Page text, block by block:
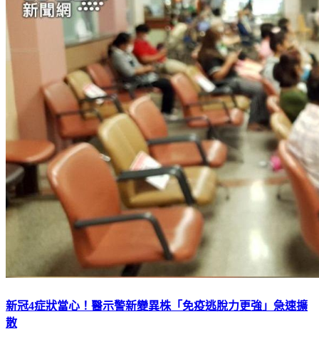
新冠4症狀當心！醫示警新變異株「免疫逃脫力更強」急速擴
散